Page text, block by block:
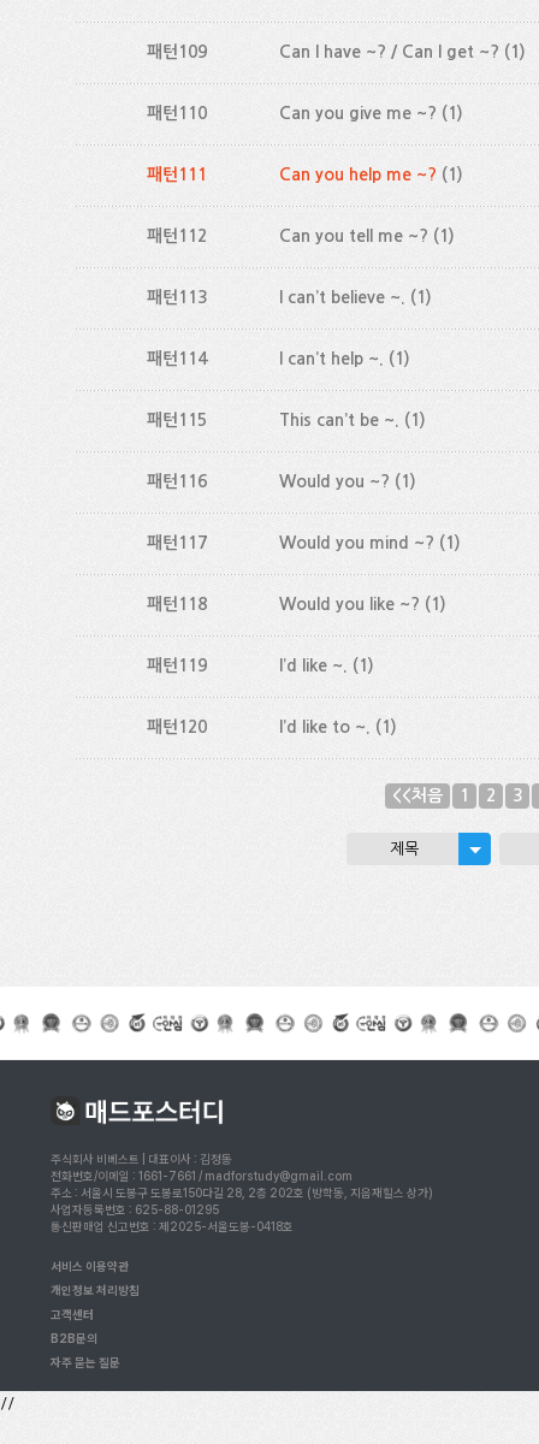
패턴109 Can I have ~? / Can I get ~? (1)
패턴110 Can you give me ~? (1)
패턴111 Can you help me ~? (1)
패턴112 Can you tell me ~? (1)
패턴113 I can’t believe ~. (1)
패턴114 I can’t help ~. (1)
패턴115 This can’t be ~. (1)
패턴116 Would you ~? (1)
패턴117 Would you mind ~? (1)
패턴118 Would you like ~? (1)
패턴119 I’d like ~. (1)
패턴120 I’d like to ~. (1)
<<처음 1 2 3
제목
주식회사 비베스트 | 대표이사 : 김정동
전화번호/이메일 : 1661-7661 / madforstudy@gmail.com
주소 : 서울시 도봉구 도봉로150다길 28, 2층 202호 (방학동, 지음재힐스 상가)
사업자등록번호 : 625-88-01295
통신판매업 신고번호 : 제2025-서울도봉-0418호
서비스 이용약관
개인정보 처리방침
고객센터
B2B문의
자주 묻는 질문
//